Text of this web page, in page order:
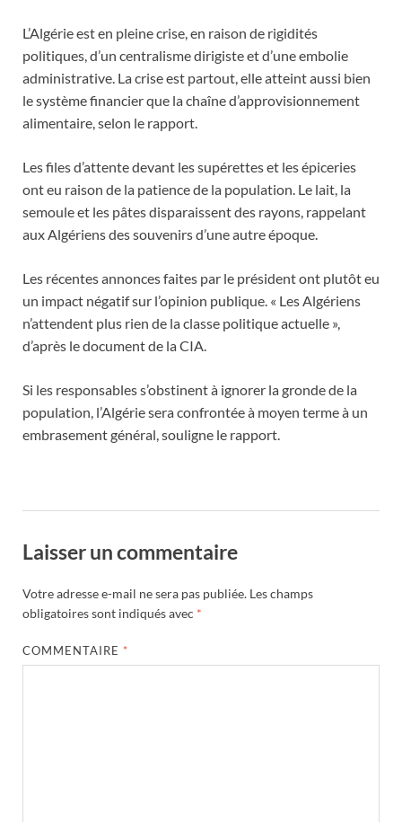
L’Algérie est en pleine crise, en raison de rigidités
politiques, d’un centralisme dirigiste et d’une embolie
administrative. La crise est partout, elle atteint aussi bien
le système financier que la chaîne d’approvisionnement
alimentaire, selon le rapport.
Les files d’attente devant les supérettes et les épiceries
ont eu raison de la patience de la population. Le lait, la
semoule et les pâtes disparaissent des rayons, rappelant
aux Algériens des souvenirs d’une autre époque.
Les récentes annonces faites par le président ont plutôt eu
un impact négatif sur l’opinion publique. « Les Algériens
n’attendent plus rien de la classe politique actuelle »,
d’après le document de la CIA.
Si les responsables s’obstinent à ignorer la gronde de la
population, l’Algérie sera confrontée à moyen terme à un
embrasement général, souligne le rapport.
Laisser un commentaire
Votre adresse e-mail ne sera pas publiée. Les champs
obligatoires sont indiqués avec *
COMMENTAIRE *